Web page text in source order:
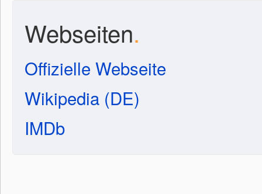
Webseiten.
Offizielle Webseite
Wikipedia (DE)
IMDb